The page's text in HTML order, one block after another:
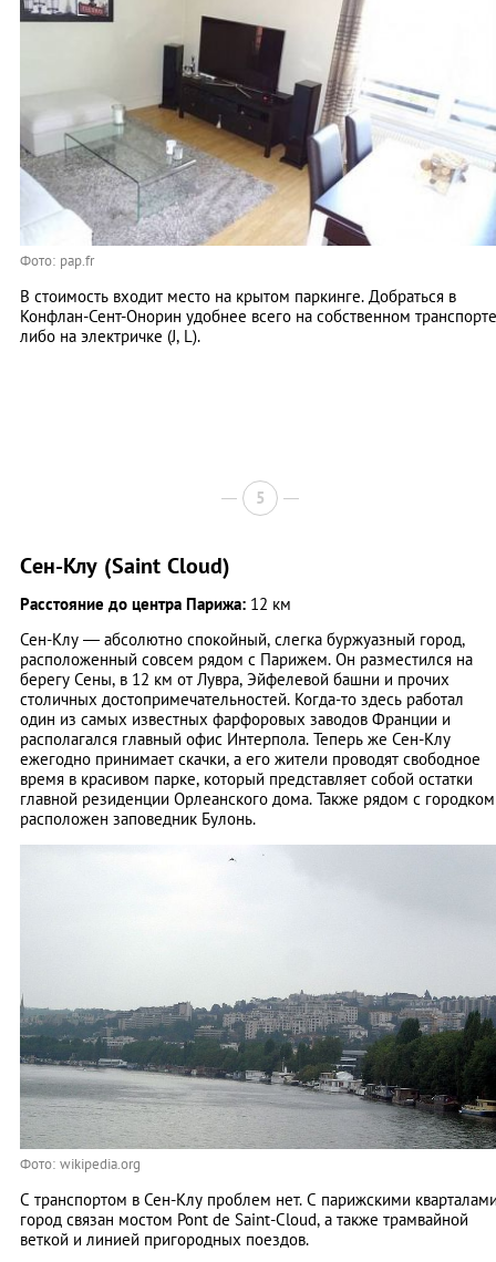
Фото: pap.fr
В стоимость входит место на крытом паркинге. Добраться в
Конфлан-Сент-Онорин удобнее всего на собственном транспорте
либо на электричке (J, L).
5
Cен-Клу (Saint Cloud)
Расстояние до центра Парижа: 12 км
Сен-Клу — абсолютно спокойный, слегка буржуазный город,
расположенный совсем рядом с Парижем. Он разместился на
берегу Сены, в 12 км от Лувра, Эйфелевой башни и прочих
столичных достопримечательностей. Когда-то здесь работал
один из самых известных фарфоровых заводов Франции и
располагался главный офис Интерпола. Теперь же Сен-Клу
ежегодно принимает скачки, а его жители проводят свободное
время в красивом парке, который представляет собой остатки
главной резиденции Орлеанского дома. Также рядом с городком
расположен заповедник Булонь.
Фото: wikipedia.org
С транспортом в Сен-Клу проблем нет. С парижскими
город связан мостом Pont de Saint-Cloud, а также трамвайной
веткой и линией пригородных поездов.